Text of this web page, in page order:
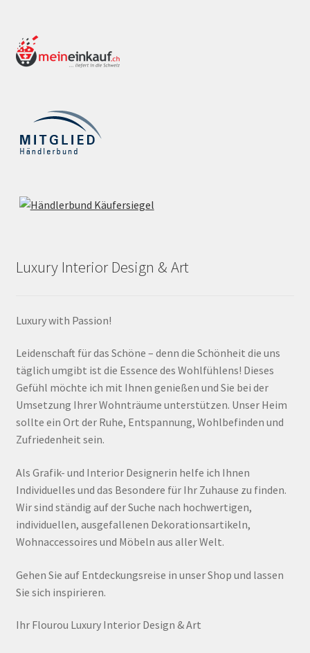
Luxury Interior Design & Art
Luxury with Passion!
Leidenschaft für das Schöne – denn die Schönheit die uns
täglich umgibt ist die Essence des Wohlfühlens! Dieses
Gefühl möchte ich mit Ihnen genießen und Sie bei der
Umsetzung Ihrer Wohnträume unterstützen. Unser Heim
sollte ein Ort der Ruhe, Entspannung, Wohlbefinden und
Zufriedenheit sein.
Als Grafik- und Interior Designerin helfe ich Ihnen
Individuelles und das Besondere für Ihr Zuhause zu finden.
Wir sind ständig auf der Suche nach hochwertigen,
individuellen, ausgefallenen Dekorationsartikeln,
Wohnaccessoires und Möbeln aus aller Welt.
Gehen Sie auf Entdeckungsreise in unser Shop und lassen
Sie sich inspirieren.
Ihr Flourou Luxury Interior Design & Art